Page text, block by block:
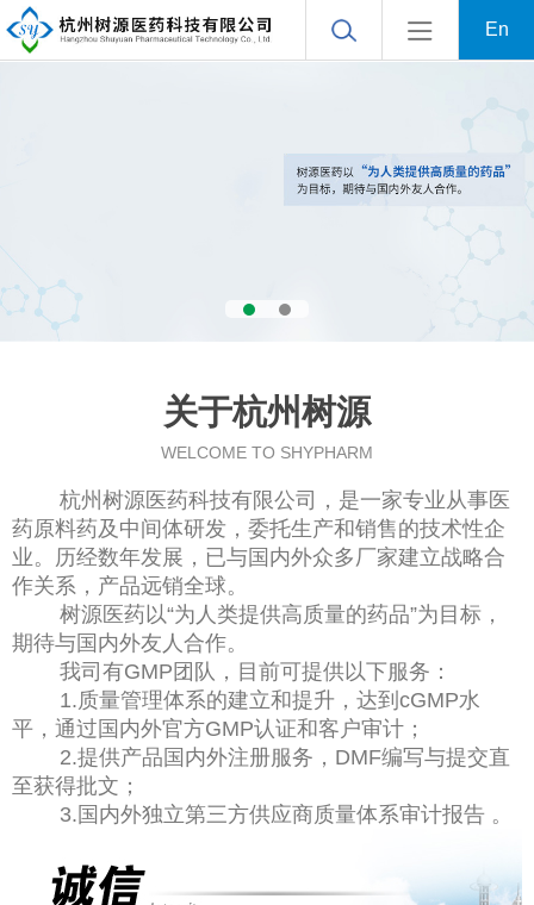
En
关于杭州树源
WELCOME TO SHYPHARM
杭州树源医药科技有限公司
，是一家专业从事医
药原料药及中间体研发，委托生产和销售的技术性企
业。历经数年发展，已与国内外众多厂家建立战略合
作关系，产品远销全球。
树源医药以“为人类提供高质量的药品”为目标，
期待与国内外友人合作。
我司有GMP团队，目前可提供以下服务：
1.质量管理体系的建立和提升，达到cGMP水
平，通过国内外官方GMP认证和客户审计；
2.提供产品国内外注册服务，DMF编写与提交直
至获得批文；
3.国内外独立第三方供应商质量体系审计报告 。